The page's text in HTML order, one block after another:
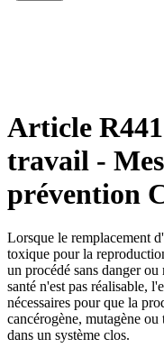
Article
travail -
prévention
Lorsque le remplacement
toxique pour la
un procédé sans danger
santé n'est pas réalisable,
nécessaires pour que la
cancérogène, mutagène
dans un système clos.